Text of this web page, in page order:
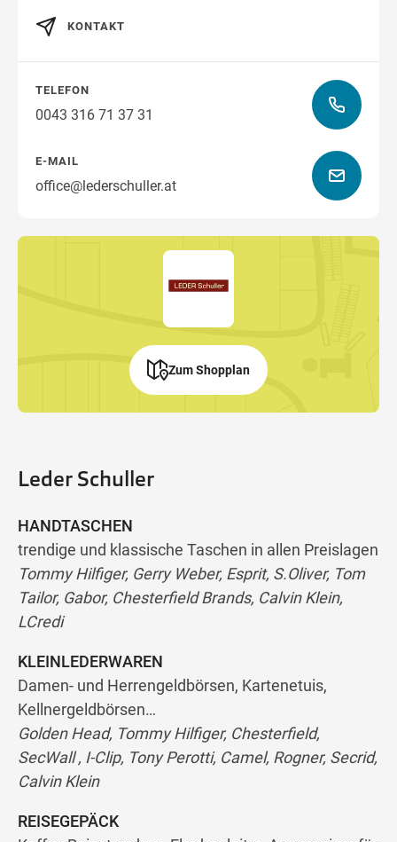
Leder Schuller
HANDTASCHEN
trendige und klassische Taschen in allen Preislagen
Tommy Hilfiger, Gerry Weber, Esprit, S.Oliver, Tom
Tailor, Gabor, Chesterfield Brands, Calvin Klein,
LCredi
KLEINLEDERWAREN
Damen- und Herrengeldbörsen, Kartenetuis,
Kellnergeldbörsen…
Golden Head, Tommy Hilfiger, Chesterfield,
SecWall , I-Clip, Tony Perotti, Camel, Rogner, Secrid,
Calvin Klein
REISEGEPÄCK
KONTAKT
TELEFON
0043 316 71 37 31
E-MAIL
office@lederschuller.at
Zum Shopplan